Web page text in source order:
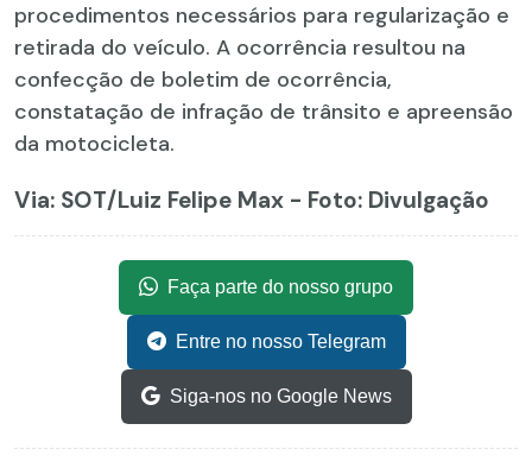
procedimentos necessários para regularização e
retirada do veículo. A ocorrência resultou na
confecção de boletim de ocorrência,
constatação de infração de trânsito e apreensão
da motocicleta.
Via: SOT/Luiz Felipe Max - Foto: Divulgação
Faça parte do nosso grupo
Entre no nosso Telegram
Siga-nos no Google News